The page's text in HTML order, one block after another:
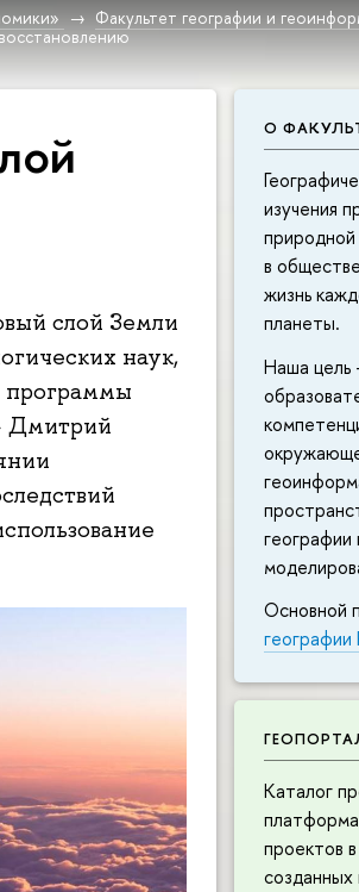
Факультет географии и
О
изучения
в
жизнь
планеты.
Наша цель
географии
Основной
географии
Каталог
проектов
созданных
слой Земли
наук,
программы
Дмитрий